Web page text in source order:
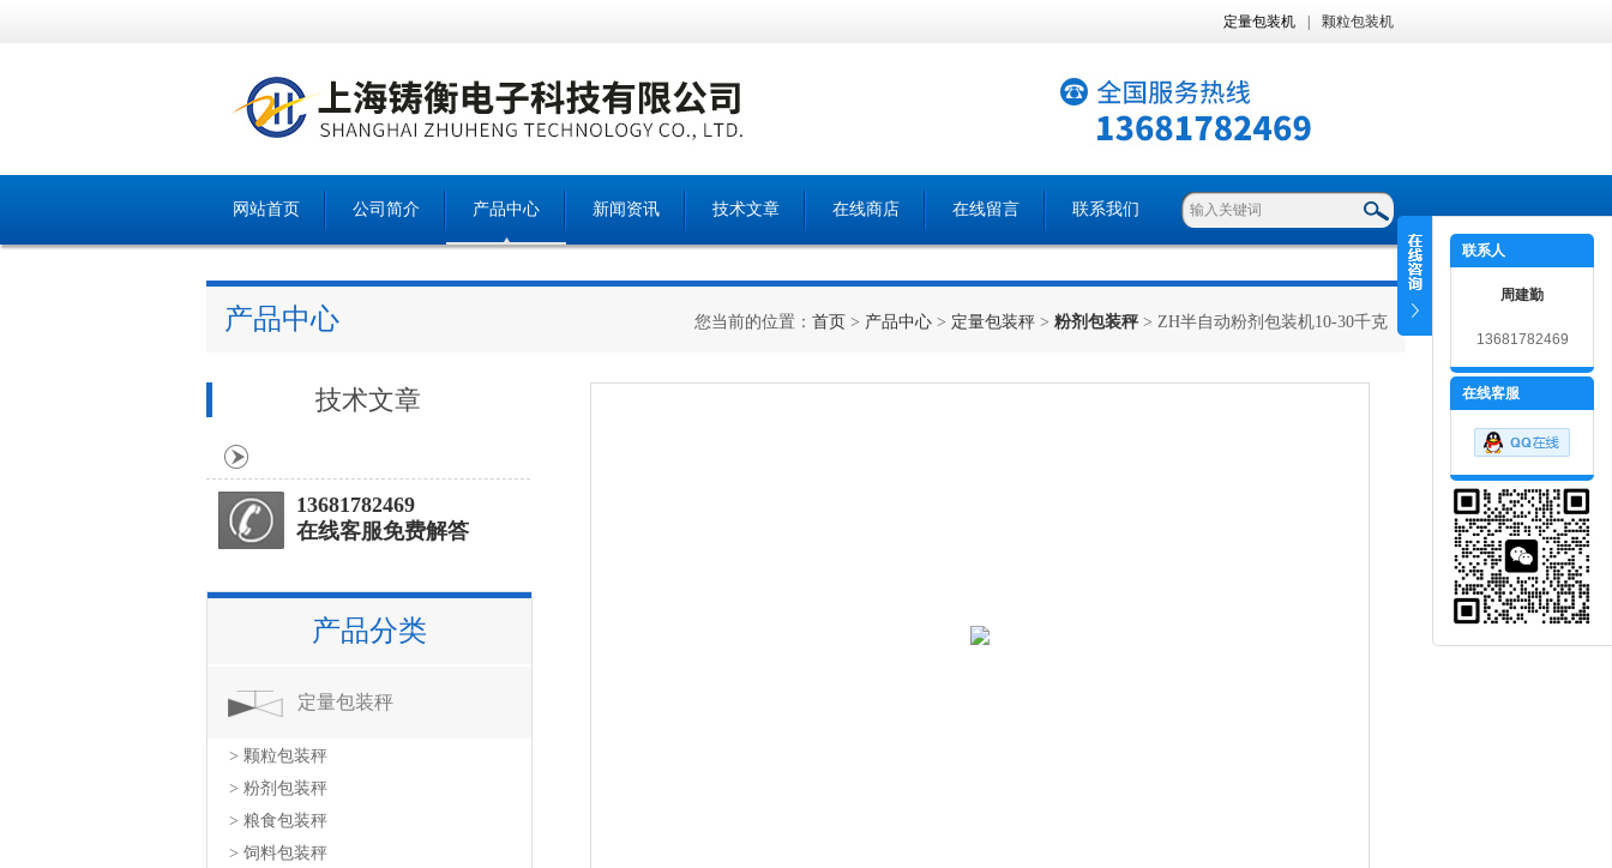
定量包装机 颗粒包装机
网站首页 公司简介 产品中心 新闻资讯 技术文章 在线商店 在线留言 联系我们
产品中心 您当前的位置： 首页 > 产品中心 > 定量包装秤 > 粉剂包装秤 > ZH半自动粉剂包装机10-30千克
技术文章
13681782469
在线客服免费解答
产品分类
定量包装秤
> 颗粒包装秤
> 粉剂包装秤
> 粮食包装秤
> 饲料包装秤
联系人
周建勤
13681782469
在线客服